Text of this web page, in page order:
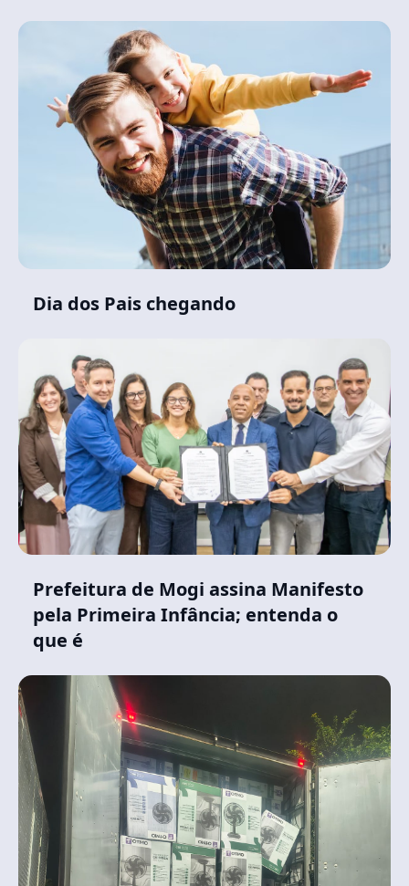
Dia dos Pais chegando
Prefeitura de Mogi assina Manifesto
pela Primeira Infância; entenda o
que é